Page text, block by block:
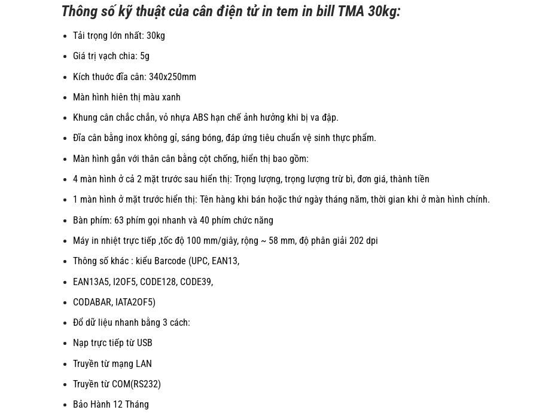
Thông số kỹ thuật của cân điện tử in tem in bill TMA 30kg:
Tải trọng lớn nhất: 30kg
Giá trị vạch chia: 5g
Kích thuớc đĩa cân: 340x250mm
Màn hình hiên thị màu xanh
Khung cân chắc chắn, vỏ nhựa ABS hạn chế ảnh hưởng khi bị va đập.
Đĩa cân bằng inox không gỉ, sáng bóng, đáp ứngtiêu chuẩn vệ sinh thực phẩm.
Màn hình gắn với thân cân bằng cột chống, hiển thị bao gồm:
4 màn hình ở cả 2 mặt trước sau hiển thị: Trọng lượng, trọng lượng trừ bì, đơn giá, thành tiền
1 màn hình ở mặt trước hiển thị: Tên hàng khi bán hoặc thứ ngày tháng năm, thời gian khi ở màn hìnhchính.
Bàn phím: 63 phím gọi nhanh và 40 phím chức năng
Máy in nhiệt trực tiếp ,tốc độ 100 mm/giây, rộng ~ 58 mm, độ phân giải 202 dpi
Thông số khác : kiểu Barcode (UPC, EAN13,
EAN13A5, I2OF5, CODE128, CODE39,
CODABAR, IATA2OF5)
Đổ dữ liệu nhanh bằng 3 cách:
Nạp trực tiếp từ USB
Truyền từ mạng LAN
Truyền từ COM(RS232)
Bảo Hành 12 Tháng